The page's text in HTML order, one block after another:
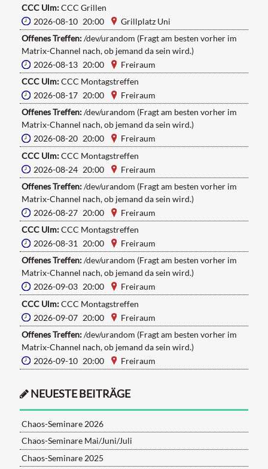
CCC Ulm:CCC Grillen
2026-08-10 20:00
Grillplatz Uni
Offenes Treffen:/dev/urandom (Fragt am besten vorher im
Matrix-Channel nach, ob jemand da sein wird.)
2026-08-13 20:00
Freiraum
CCC Ulm:CCC Montagstreffen
2026-08-17 20:00
Freiraum
Offenes Treffen:/dev/urandom (Fragt am besten vorher im
Matrix-Channel nach, ob jemand da sein wird.)
2026-08-20 20:00
Freiraum
CCC Ulm:CCC Montagstreffen
2026-08-24 20:00
Freiraum
Offenes Treffen:/dev/urandom (Fragt am besten vorher im
Matrix-Channel nach, ob jemand da sein wird.)
2026-08-27 20:00
Freiraum
CCC Ulm:CCC Montagstreffen
2026-08-31 20:00
Freiraum
Offenes Treffen:/dev/urandom (Fragt am besten vorher im
Matrix-Channel nach, ob jemand da sein wird.)
2026-09-03 20:00
Freiraum
CCC Ulm:CCC Montagstreffen
2026-09-07 20:00
Freiraum
Offenes Treffen:/dev/urandom (Fragt am besten vorher im
Matrix-Channel nach, ob jemand da sein wird.)
2026-09-10 20:00
Freiraum
NEUESTE BEITRÄGE
Chaos-Seminare 2026
Chaos-Seminare Mai/Juni/Juli
Chaos-Seminare 2025